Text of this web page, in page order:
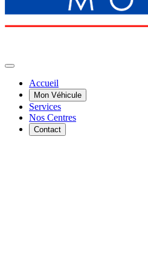
Accueil
Mon Véhicule
Services
Nos Centres
Contact